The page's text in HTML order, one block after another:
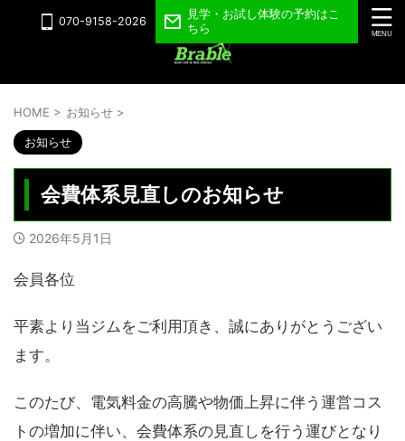
070-9158-2026
見学・お試し体験の予約はこ
ちら
HOME > お知らせ >
お知らせ
会費体系見直しのお知らせ
2026年5月1日
会員各位
平素より当ジムをご利用頂き、誠にありがとうござい
ます。
このたび、電気料金の高騰や物価上昇に伴う運営コス
トの増加に伴い、会費体系の見直しを行う運びとなり